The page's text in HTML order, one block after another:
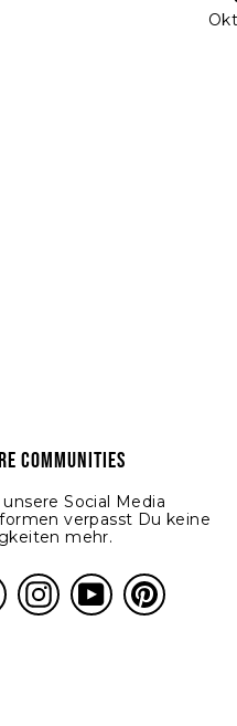
COMMUNITIES
Social Media
verpasst Du keine
mehr.
FacebookInstagramYouTubePinterest